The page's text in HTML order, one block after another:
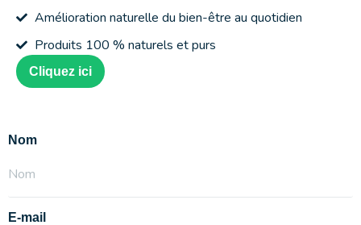
Amélioration naturelle du bien-être au quotidien
Produits 100 % naturels et purs
Cliquez ici
Nom
E-mail